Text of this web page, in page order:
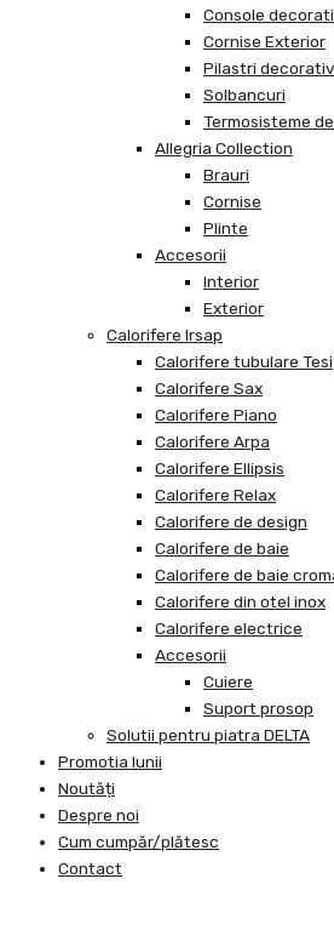
Console
Cornise Exterior
Pilastri
Solbancuri
Termosisteme
Allegria Collection
Brauri
Cornise
Plinte
Accesorii
Interior
Exterior
Calorifere Irsap
Calorifere tubulare Tesi
Calorifere Sax
Calorifere Piano
Calorifere Arpa
Calorifere Ellipsis
Calorifere Relax
Calorifere de design
Calorifere de baie
Calorifere de baie
Calorifere din otel inox
Calorifere electrice
Accesorii
Cuiere
Suport prosop
Solutii pentru piatra DELTA
Promotia lunii
Noutăți
Despre noi
Cum cumpăr/plătesc
Contact